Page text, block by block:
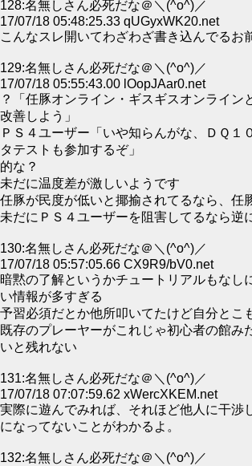
128:名無しさん必死だな＠＼(^o^)／
17/07/18 05:48:25.33 qUGyxWK20.net
こんなスレ開いてわざわざ書き込んでるお
129:名無しさん必死だな＠＼(^o^)／
17/07/18 05:55:43.00 lOopJAar0.net
？「任豚オンライン・ギスギスオンライン
改善しよう」
ＰＳ４ユーザー「いや知らんがな、ＤＱ１
タテストも参加するぞ」
的な？
未だに温度差が激しいようです
任豚が民度が低いと揶揄されてるなら、任
未だにＰＳ４ユーザーを阻害してるなら逆
130:名無しさん必死だな＠＼(^o^)／
17/07/18 05:57:05.66 CX9R9/bV0.net
暗黙の了解というかチュートリアルもなし
い情報が多すぎる
予習必須だとか他所叩いてたけど自分とこ
既存のプレーヤーがこれじゃ初心者の館み
いと残れない
131:名無しさん必死だな＠＼(^o^)／
17/07/18 07:07:59.62 xWercXKEM.net
実際に遊んでみれば、それほど他人に干渉
になってないことがわかるよ。
132:名無しさん必死だな＠＼(^o^)／